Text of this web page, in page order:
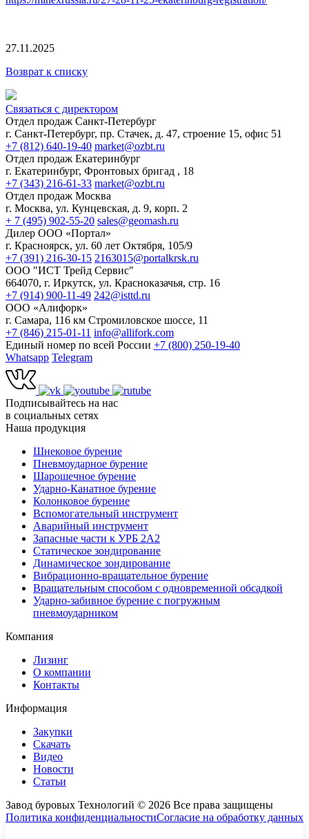
27.11.2025
Возврат к списку
Связаться с директором
Отдел продаж Санкт-Петербург
г. Санкт-Петербург, пр. Стачек, д. 47, строение 15, офис 51
+7 (812) 640-19-40 market@ozbt.ru
Отдел продаж Екатеринбург
г. Екатеринбург, Фронтовых бригад , 18
+7 (343) 216-61-33 market@ozbt.ru
Отдел продаж Москва
г. Москва, ул. Кунцевская, д. 9, корп. 2
+ 7 (495) 902-55-20 sales@geomash.ru
Дилер ООО «Портал»
г. Красноярск, ул. 60 лет Октября, 105/9
+7 (391) 216-30-15 2163015@portalkrsk.ru
ООО "ИСТ Трейд Сервис"
664070, г. Иркутск, ул. Красноказачья, стр. 16
+7 (914) 900-11-49 242@isttd.ru
ООО «Алифорк»
г. Самара, 116 км Стромиловское шоссе, 11
+7 (846) 215-01-11 info@allifork.com
Единый номер по всей России +7 (800) 250-19-40
Whatsapp Telegram
Подписывайтесь на нас
в социальных сетях
Наша продукция
Шнековое бурение
Пневмоударное бурение
Шарошечное бурение
Ударно-Канатное бурение
Колонковое бурение
Вспомогательный инструмент
Аварийный инструмент
Запасные части к УРБ 2А2
Статическое зондирование
Динамическое зондирование
Вибрационно-вращательное бурение
Вращательным способом с одновременной обсадкой
Ударно-забивное бурение с погружным
пневмоударником
Компания
Лизинг
О компании
Контакты
Информация
Закупки
Скачать
Видео
Новости
Статьи
Завод буровых Технологий © 2026 Все права защищены
Политика конфиденциальностиСогласие на обработку данных